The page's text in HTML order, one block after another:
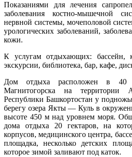
Показаниями для лечения
заболевания костно-мышечной
нервной системы, мочеполовой
урологических заболеваний,
кожи.
К услугам отдыхающих: бассейн,
экскурсии, библиотека, бар, кафе,
Дом отдыха расположен в 40
Магнитогорска на территории
Республики Башкортостан у
берегу озера Якты — Куль в
высоте 450 м над уровнем моря.
дома отдыха 20 гектаров, на
корпусов, медицинского центра,
площадка, несколько детских
которое зимой заливают под каток.